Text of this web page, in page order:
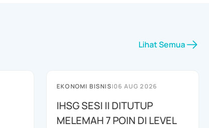
Lihat Semua
EKONOMI BISNIS|06 AUG 2026
IHSG SESI II DITUTUP
MELEMAH 7 POIN DI LEVEL